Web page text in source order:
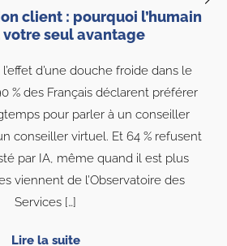
client : pourquoi l’humain
seul avantage
d’une douche froide dans le
% des Français déclarent préférer
pour parler à un conseiller
conseiller virtuel. Et 64 % refusent
par IA, même quand il est plus
viennent de l’Observatoire des
Services […]
Lire la suite